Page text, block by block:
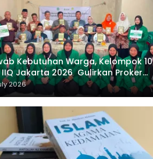
Kebutuhan Warga, Kelompok 10
IIQ Jakarta 2026 Gulirkan Proker
Al-Qur’an di Sukamanah
2026